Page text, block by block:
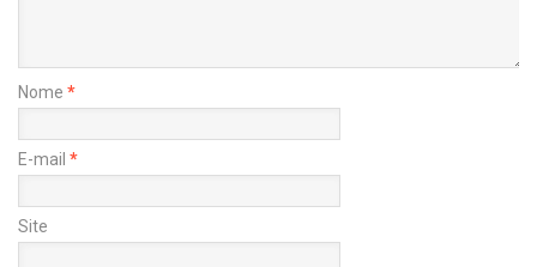
Nome *
E-mail *
Site